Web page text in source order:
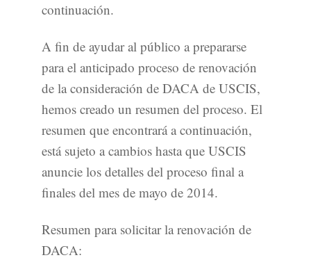
continuación.
A fin de ayudar al público a prepararse
para el anticipado proceso de renovación
de la consideración de DACA de USCIS,
hemos creado un resumen del proceso. El
resumen que encontrará a continuación,
está sujeto a cambios hasta que USCIS
anuncie los detalles del proceso final a
finales del mes de mayo de 2014.
Resumen para solicitar la renovación de
DACA: